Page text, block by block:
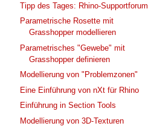
Tipp des Tages: Rhino-Supportforum
Parametrische Rosette mit
Grasshopper modellieren
Parametrisches "Gewebe" mit
Grasshopper definieren
Modellierung von "Problemzonen"
Eine Einführung von nXt für Rhino
Einführung in Section Tools
Modellierung von 3D-Texturen